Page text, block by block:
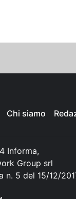
Chi siamo
Informa,
Group srl
n. 5 del 15/12/